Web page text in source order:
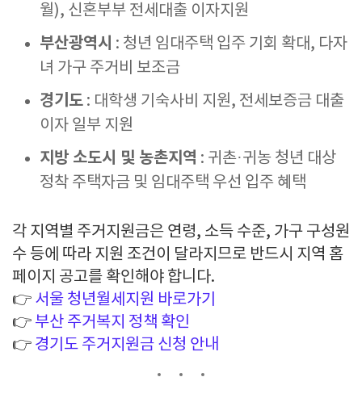
월), 신혼부부 전세대출 이자지원
부산광역시 : 청년 임대주택 입주 기회 확대, 다자
녀 가구 주거비 보조금
경기도 : 대학생 기숙사비 지원, 전세보증금 대출
이자 일부 지원
지방 소도시 및 농촌지역 : 귀촌·귀농 청년 대상
정착 주택자금 및 임대주택 우선 입주 혜택
각 지역별 주거지원금은 연령, 소득 수준, 가구 구성원
수 등에 따라 지원 조건이 달라지므로 반드시 지역 홈
페이지 공고를 확인해야 합니다.
👉 서울 청년월세지원 바로가기
👉 부산 주거복지 정책 확인
👉 경기도 주거지원금 신청 안내